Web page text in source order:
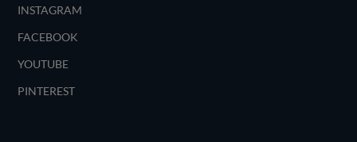
INSTAGRAM
FACEBOOK
YOUTUBE
PINTEREST